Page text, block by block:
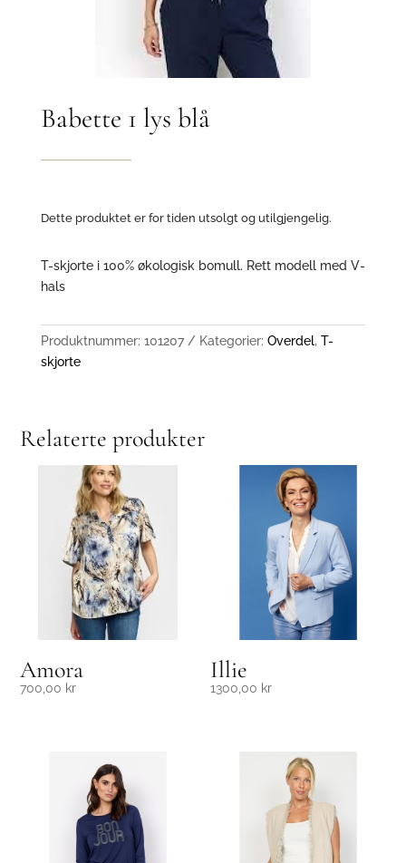
Babette 1 lys blå
Dette produktet er for tiden utsolgt og utilgjengelig.
T-skjorte i 100% økologisk bomull. Rett modell med V-
hals
Produktnummer: 101207 Kategorier: Overdel, T-
skjorte
Relaterte produkter
Amora
700,00 kr
Illie
1300,00 kr